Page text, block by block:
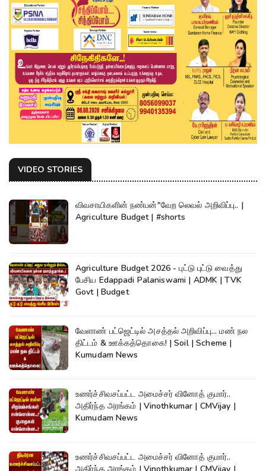
VIDEO STORIES
விவசாயிகளின் நண்பன்"வேற லெவல் அறிவிப்பு.. |
Agriculture Budget | #shorts
Agriculture Budget 2026 - புட்டு புட்டு வைத்து
பேசிய Edappadi Palaniswami | ADMK | TVK
Govt | Budget
வேளாண் பட்ஜெட்டில் அசத்தல் அறிவிப்பு... மண் நல
திட்டம் & ஊக்கத்தொகை! | Soil | Scheme |
Kumudam News
உணர்ச்சிவசப்பட்ட அமைச்சர் வினோத் குமார்..
அதிர்ந்த அரங்கம் | Vinothkumar | CMVijay |
Kumudam News
உணர்ச்சிவசப்பட்ட அமைச்சர் வினோத் குமார்..